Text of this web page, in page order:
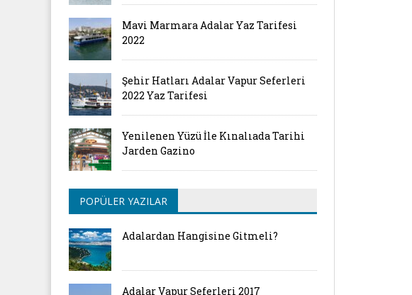
Mavi Marmara Adalar Yaz Tarifesi
2022
Şehir Hatları Adalar Vapur Seferleri
2022 Yaz Tarifesi
Yenilenen Yüzü İle Kınalıada Tarihi
Jarden Gazino
POPÜLER YAZILAR
Adalardan Hangisine Gitmeli?
Adalar Vapur Seferleri 2017